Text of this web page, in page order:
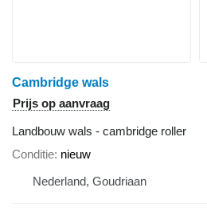
Cambridge wals
Prijs op aanvraag
Landbouw wals - cambridge roller
Conditie nieuw
Nederland, Goudriaan